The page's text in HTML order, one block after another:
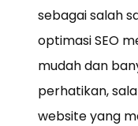
sebagai salah
optimasi SEO
mudah dan
perhatikan,
website yang